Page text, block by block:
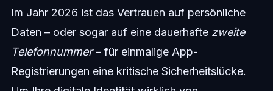
Im Jahr 2026 ist das Vertrauen auf persönliche
Daten – oder sogar auf eine dauerhafte zweite
Telefonnummer– für einmalige App-
Registrierungen eine kritische Sicherheitslücke.